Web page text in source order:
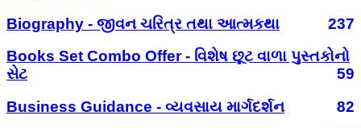
Biography - જીવન ચરિત્ર તથા આત્મકથા
237
Books Set Combo Offer - વિશેષ છૂટ વાળા પુસ્તકોનો
સેટ
59
Business Guidance - વ્યવસાય માર્ગદર્શન
82